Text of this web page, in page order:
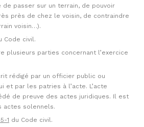
passer sur un terrain, de pouvoir
près de chez le voisin, de contraindre
voisin…).
Code civil.
plusieurs parties concernant l’exercice
rédigé par un officier public ou
et par les patries à l’acte. L’acte
de preuve des actes juridiques. Il est
actes solennels.
1 du Code civil.